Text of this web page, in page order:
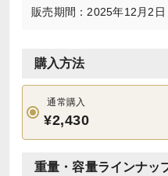
販売期間：2025年12月2
購入方法
通常購入
¥2,430
重量・容量ラインナッ